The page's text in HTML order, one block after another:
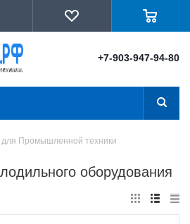
+7-903-947-94-80
для Промышленной техники
оборудования